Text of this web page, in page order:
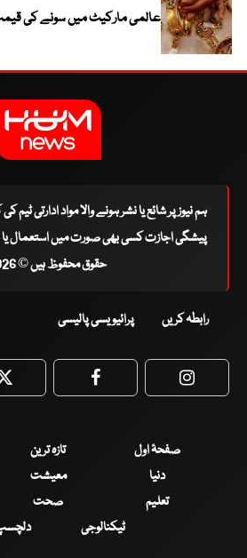
عالمی مارکیٹ میں سونے کی
ہم نیوز پر شائع یا نشر ہونے والا مواد ادارتی
پیشگی اجازت کسی بھی صورت میں استعمال یا
حقوق محفوظ ہیں © 2026
رابطہ کریں پرائیویسی پالیسی
Twitter Facebook
صفحۂ اول تازہ ترین
دنیا
معیشت
تعلیم
صحت
ٹیکنالوجی